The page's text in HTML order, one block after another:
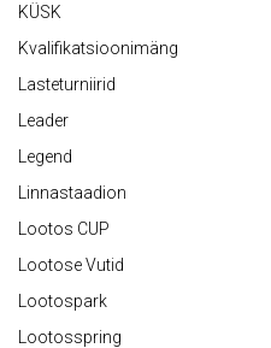
KÜSK
Kvalifikatsioonimäng
Lasteturniirid
Leader
Legend
Linnastaadion
Lootos CUP
Lootose Vutid
Lootospark
Lootosspring